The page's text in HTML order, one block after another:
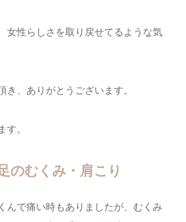
女性らしさを取り戻せてるような気
、ありがとうございます。
す。
むくみ・肩こり
んで痛い時もありましたが、むくみ